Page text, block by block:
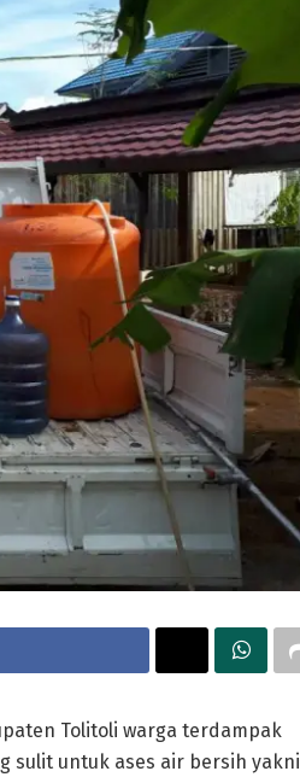
Tolitoli warga terdampak
sulit untuk ases air bersih yakni